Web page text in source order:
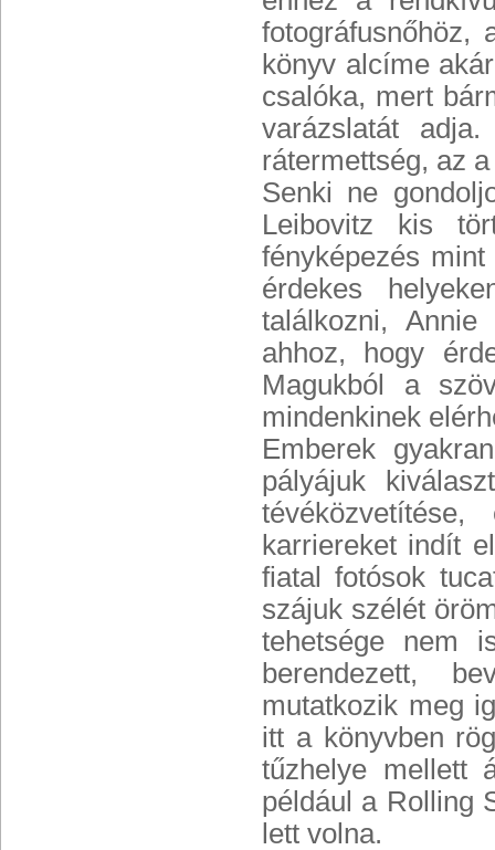
fotográfusnőhöz,
könyv alcíme
csalóka, mert
varázslatát
rátermettség, az
Senki ne
Leibovitz kis
fényképezés
érdekes
találkozni,
ahhoz, hogy
Magukból a
mindenkinek
Emberek
pályájuk
karriereket indít
fiatal fotósok
szájuk szélét
tehetsége nem
berendezett,
mutatkozik meg
itt a könyvben
tűzhelye mellett
például a Rolling
lett volna.